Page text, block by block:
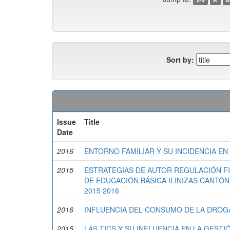
Sort by:
Issue
Date
Title
2016 ENTORNO FAMILIAR Y SU INCIDENCIA
2015
ESTRATEGIAS DE AUTOR REGULACIÓN
DE EDUCACIÓN BÁSICA ILINIZAS
2015 2016
2016 INFLUENCIA DEL CONSUMO DE LA